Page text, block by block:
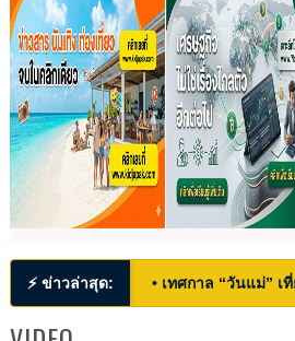
⚡ ข่าวล่าสุด: • เทศกาล “วันแม่”